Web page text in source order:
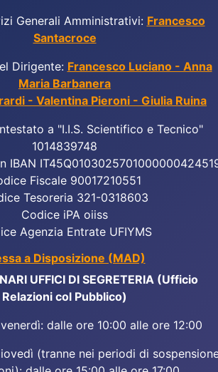
Generali Amministrativi: Francesco
Santacroce
Dirigente: Francesco Luciano - Anna
Maria Barbanera
- Valentina Pieroni - Giulia Ruina
a "I.I.S. Scientifico e Tecnico"
1014839748
IBAN
Fiscale 90017210551
Tesoreria 321-0318603
Codice iPA oiiss
Agenzia Entrate UFIYMS
a Disposizione (MAD)
UFFICI DI SEGRETERIA (Ufficio
Relazioni col Pubblico)
dalle ore 10:00 alle ore 12:00
(tranne nei periodi di